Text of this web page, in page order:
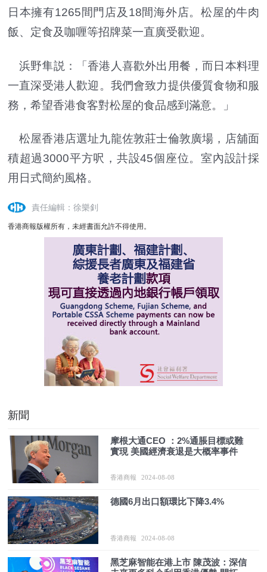
日本擁有1265間門店及18間海外店。松屋的牛肉
飯、定食及咖喱等招牌菜一直廣受歡迎。
浜野隼説：「香港人喜歡外出用餐，而日本料理
一直深受港人歡迎。我們會致力提供優質食物和服
務，希望香港食客對松屋的食品感到滿意。」
松屋香港店選址九龍佐敦莊士倫敦廣場，店舖面
積超過3000平方呎，共設45個座位。室內設計採
用日式簡約風格。
責任編輯：徐樂釗
香港商報版權所有，未經書面允許不得使用。
新聞
摩根大通CEO ：2%通脹目標或難
實現 美國經濟衰退是大概率事件
香港商報 2024-08-08
德國6月出口額環比下降3.4%
香港商報 2024-08-08
黑芝麻智能在港上市 陳茂波：深信